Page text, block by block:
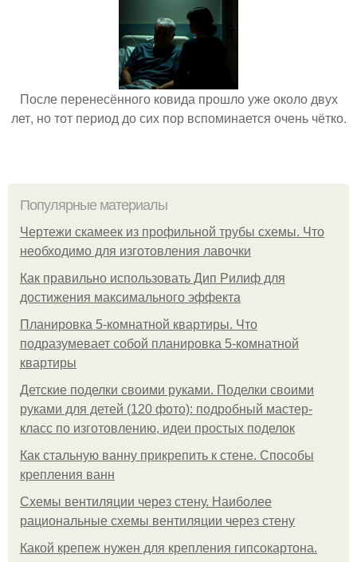
После перенесённого ковида прошло уже около двух
лет, но тот период до сих пор вспоминается очень чётко.
Популярные материалы
Чертежи скамеек из профильной трубы схемы. Что
необходимо для изготовления лавочки
Как правильно использовать Дип Рилиф для
достижения максимального эффекта
Планировка 5-комнатной квартиры. Что
подразумевает собой планировка 5-комнатной
квартиры
Детские поделки своими руками. Поделки своими
руками для детей (120 фото): подробный мастер-
класс по изготовлению, идеи простых поделок
Как стальную ванну прикрепить к стене. Способы
крепления ванн
Схемы вентиляции через стену. Наиболее
рациональные схемы вентиляции через стену
Какой крепеж нужен для крепления гипсокартона.